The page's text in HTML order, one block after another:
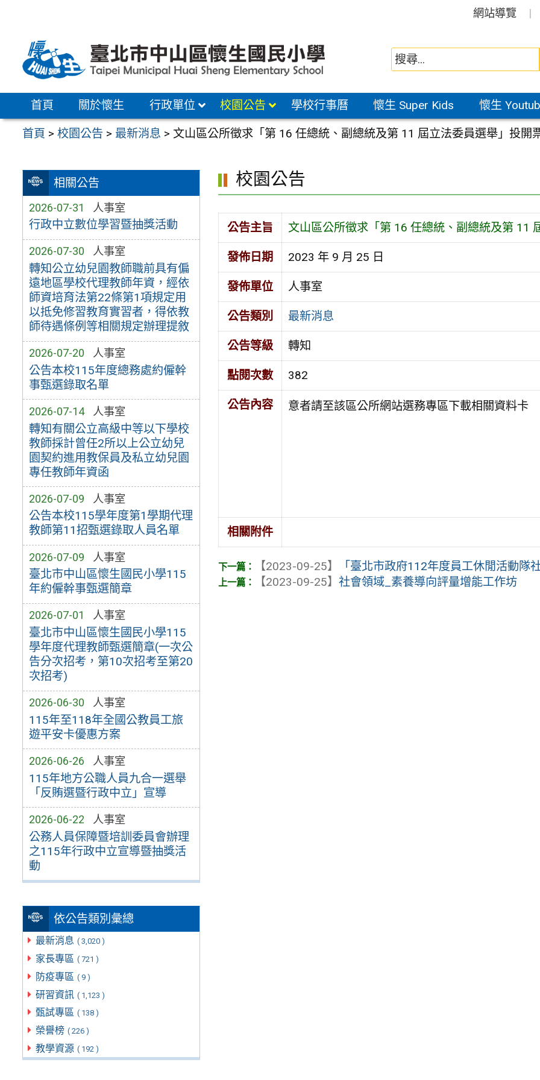
區
網站導覽
首頁 關於懷生 行政單位 校園公告 學校行事曆 懷生 Super Kids 懷生
首頁 >校園公告 > 最新消息 > 文山區公所徵求「第 16 任總統、副總統及第 11 屆立法委員選舉」投開
相關公告
2026-07-31 人事室
行政中立數位學習暨抽獎活動
2026-07-30 人事室
轉知公立幼兒園教師職前具有偏
遠地區學校代理教師年資，經依
師資培育法第22條第1項規定用
以抵免修習教育實習者，得依教
師待遇條例等相關規定辦理提敘
2026-07-20 人事室
公告本校115年度總務處約僱幹
事甄選錄取名單
2026-07-14 人事室
轉知有關公立高級中等以下學校
教師採計曾任2所以上公立幼兒
園契約進用教保員及私立幼兒園
專任教師年資函
2026-07-09 人事室
公告本校115學年度第1學期代理
教師第11招甄選錄取人員名單
2026-07-09 人事室
臺北市中山區懷生國民小學115
年約僱幹事甄選簡章
2026-07-01 人事室
臺北市中山區懷生國民小學115
學年度代理教師甄選簡章(一次公
告分次招考，第10次招考至第20
次招考)
2026-06-30 人事室
115年至118年全國公教員工旅
遊平安卡優惠方案
2026-06-26 人事室
115年地方公職人員九合一選舉
「反賄選暨行政中立」宣導
2026-06-22 人事室
公務人員保障暨培訓委員會辦理
之115年行政中立宣導暨抽獎活
動
依公告類別彙總
最新消息 ( 3,020 )
家長專區 ( 721 )
防疫專區 ( 9 )
研習資訊 ( 1,123 )
甄試專區 ( 138 )
榮譽榜 ( 226 )
教學資源 ( 192 )
校園公告
公告主旨 文山區公所徵求「第 16 任總統、副總統及第 11
發佈日期 2023 年 9 月 25 日
發佈單位 人事室
公告類別 最新消息
公告等級 轉知
點閱次數 382
公告內容 意者請至該區公所網站選務專區下載相關資料卡
相關附件
【2023-09-25】
「臺北市政府112年度員工休閒活動隊
【2023-09-25】社會領域_素養導向評量增能工作坊